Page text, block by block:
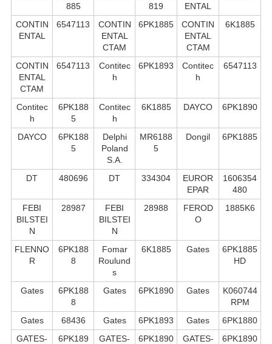
885
819
ENTAL
CONTIN
ENTAL
6547113
CONTIN
ENTAL
CTAM
6PK1885
CONTIN
ENTAL
CTAM
6K1885
CONTIN
ENTAL
CTAM
6547113
Contitec
h
6PK1893
Contitec
h
6547113
Contitec
h
6PK188
5
Contitec
h
6K1885 DAYCO 6PK1890
DAYCO
6PK188
5
Delphi
Poland
S.А.
MR6188
5
Dongil 6PK1885
DT 480696 DT 334304
EUROR
EPAR
1606354
480
FEBI
BILSTEI
N
28987
FEBI
BILSTEI
N
28988
FEROD
O
1885K6
FLENNO
R
6PK188
8
Fomar
Roulund
s
6K1885 Gates
6PK1885
HD
Gates
6PK188
8
Gates 6PK1890 Gates
K060744
RPM
Gates
68436 Gates 6PK1893 Gates
6PK1880
GATES-
6PK189
GATES-
6PK1890
GATES-
6PK1890